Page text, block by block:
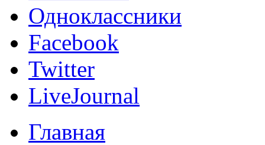
Одноклассники
Facebook
Twitter
LiveJournal
Главная